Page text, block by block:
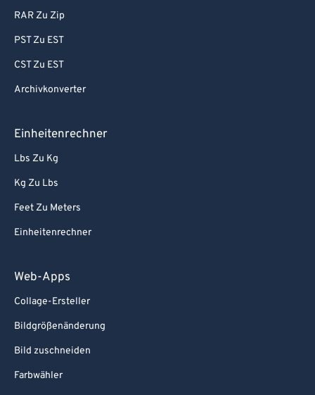
RAR Zu Zip
PST Zu EST
CST Zu EST
Archivkonverter
Einheitenrechner
Lbs Zu Kg
Kg Zu Lbs
Feet Zu Meters
Einheitenrechner
Web-Apps
Collage-Ersteller
Bildgrößenänderung
Bild zuschneiden
Farbwähler